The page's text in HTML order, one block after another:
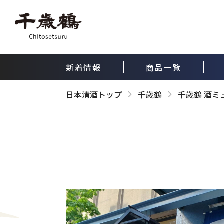
新着情報 商品一覧
日本清酒トップ 千歳鶴 千歳鶴 酒ミ